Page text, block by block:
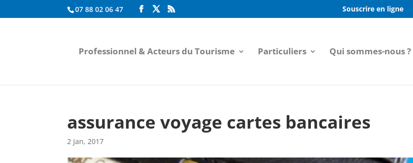
07 88 02 06 47 Souscrire en ligne
Professionnel & Acteurs du Tourisme Particuliers Qui sommes-nous ?
assurance voyage cartes bancaires
2 Jan, 2017